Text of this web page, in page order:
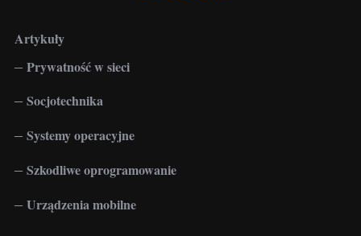
Artykuły
Prywatność w sieci
Socjotechnika
Systemy operacyjne
Szkodliwe oprogramowanie
Urządzenia mobilne